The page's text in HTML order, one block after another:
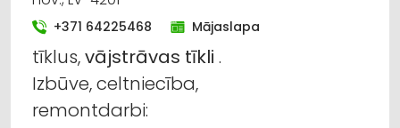
+371 64225468 Mājaslapa
tīklus,vājstrāvas tīkli .
Izbūve, celtniecība,
remontdarbi: